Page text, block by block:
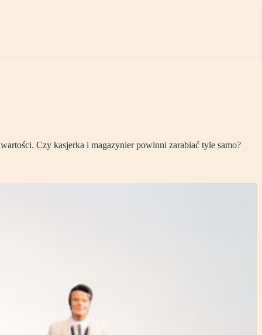
Czy kasjerka i magazynier powinni zarabiać tyle samo?